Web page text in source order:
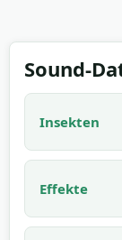
Sound-
Insekten
Effekte